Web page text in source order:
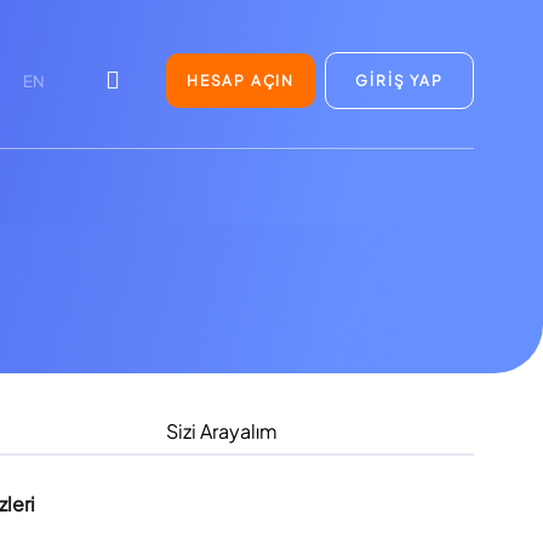
EN HESAP AÇIN GİRİŞ YAP
Sizi Arayalım